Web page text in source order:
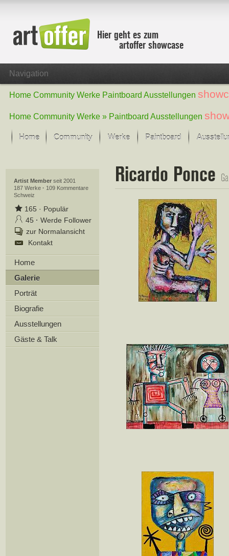
Hier geht es zum
artoffer showcase
Navigation
Home Community Werke Paintboard Ausstellungen
Home Community Werke » Paintboard Ausstellungen
Home Community Werke
Der letzte Monat im Fokus
Alle Fokus-Werke
Standard-Ansicht
Fokus-Werke
Neue Werke – Auswahl
Alle neuen Werke
Paintboard
Artist Memberseit 2001
187 Werke · 109 Kommentare
Schweiz
165 · Populär
45 · Werde Follower
zur Normalansicht
Kontakt
Home
Galerie
Porträt
Biografie
Ausstellungen
Gäste & Talk
Ricardo Ponce